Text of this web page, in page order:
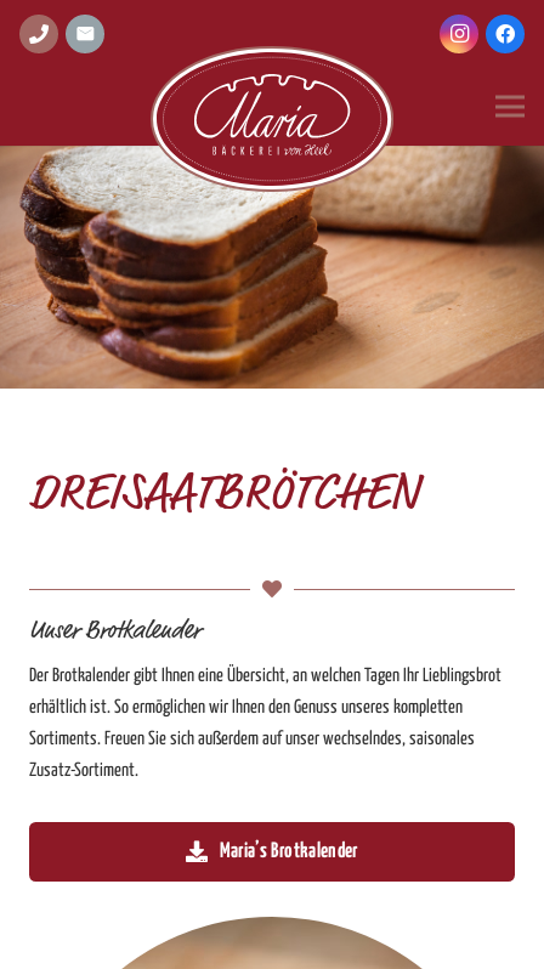
DREISAATBRÖTCHEN
Unser Brotkalender
Der Brotkalender gibt Ihnen eine Übersicht, an welchen Tagen Ihr Lieblingsbrot
erhältlich ist. So ermöglichen wir Ihnen den Genuss unseres kompletten
Sortiments. Freuen Sie sich außerdem auf unser wechselndes, saisonales
Zusatz-Sortiment.
Maria’s Brotkalender